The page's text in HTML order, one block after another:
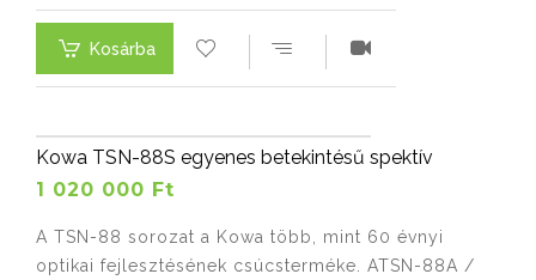
Kosárba
Kowa TSN-88S egyenes betekintésű spektív
1 020 000 Ft
A TSN-88 sorozat a Kowa több, mint 60 évnyi
optikai fejlesztésének csúcsterméke. ATSN-88A /